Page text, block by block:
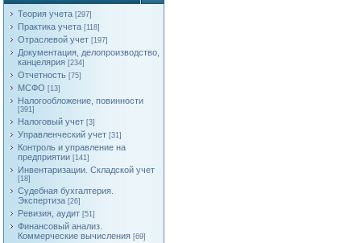
Теория учета [297]
Практика учета [118]
Отраслевой учет [197]
Документация, делопроизводство,
канцелярия [234]
Отчетность [75]
МСФО [13]
Налогообложение, повинности
[391]
Налоговый учет [3]
Управленческий учет [31]
Контроль и управление на
предприятии [141]
Инвентаризации. Складской учет
[18]
Судебная бухгалтерия.
Экспертиза [26]
Ревизия, аудит [51]
Финансовый анализ.
Коммерческие вычисления [69]